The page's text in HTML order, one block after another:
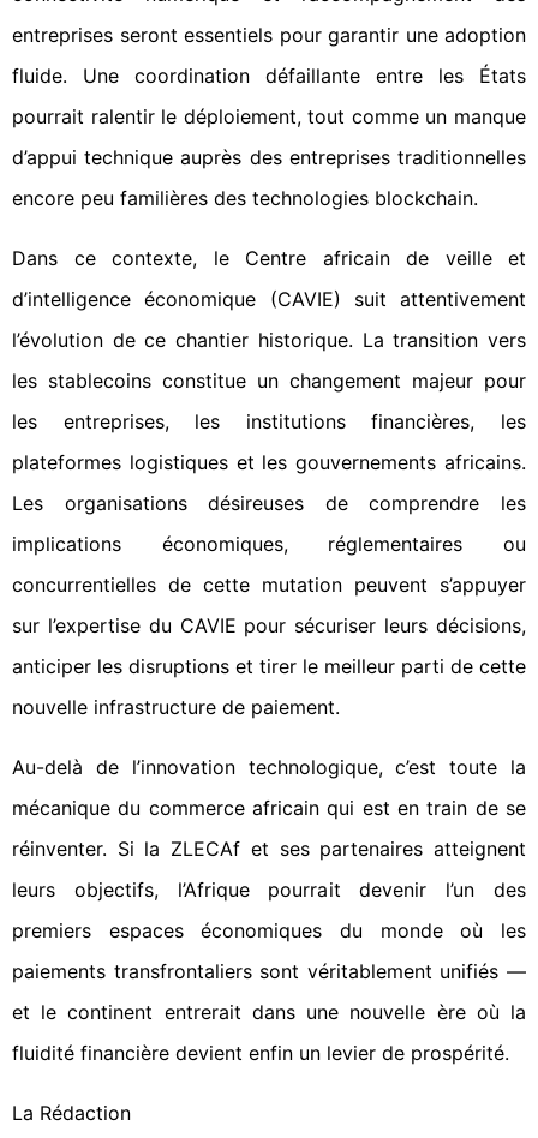
entreprises seront essentiels pour garantir une adoption
fluide. Une coordination défaillante entre les États
pourrait ralentir le déploiement, tout comme un manque
d’appui technique auprès des entreprises traditionnelles
encore peu familières des technologies blockchain.
Dans ce contexte, le Centre africain de veille et
d’intelligence économique (CAVIE) suit attentivement
l’évolution de ce chantier historique. La transition vers
les stablecoins constitue un changement majeur pour
les entreprises, les institutions financières, les
plateformes logistiques et les gouvernements africains.
Les organisations désireuses de comprendre les
implications économiques, réglementaires ou
concurrentielles de cette mutation peuvent s’appuyer
sur l’expertise du CAVIE pour sécuriser leurs décisions,
anticiper les disruptions et tirer le meilleur parti de cette
nouvelle infrastructure de paiement.
Au-delà de l’innovation technologique, c’est toute la
mécanique du commerce africain qui est en train de se
réinventer. Si la ZLECAf et ses partenaires atteignent
leurs objectifs, l’Afrique pourrait devenir l’un des
premiers espaces économiques du monde où les
paiements transfrontaliers sont véritablement unifiés —
et le continent entrerait dans une nouvelle ère où la
fluidité financière devient enfin un levier de prospérité.
La Rédaction